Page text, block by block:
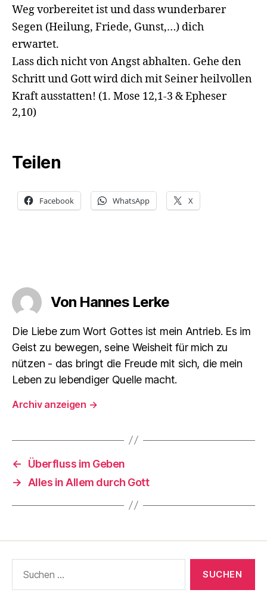
Weg vorbereitet ist und dass wunderbarer
Segen (Heilung, Friede, Gunst,…) dich
erwartet.
Lass dich nicht von Angst abhalten. Gehe den
Schritt und Gott wird dich mit Seiner heilvollen
Kraft ausstatten! (1. Mose 12,1-3 & Epheser
2,10)
Teilen
Facebook WhatsApp X
Von Hannes Lerke
Die Liebe zum Wort Gottes ist mein Antrieb. Es im
Geist zu bewegen, seine Weisheit für mich zu
nützen - das bringt die Freude mit sich, die mein
Leben zu lebendiger Quelle macht.
Archiv anzeigen →
←
Überfluss im Geben
→
Alles in Allem durch Gott
nach: